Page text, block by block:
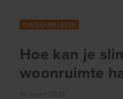
DUURZAAM LEVEN
Hoe kan je
woonruimte